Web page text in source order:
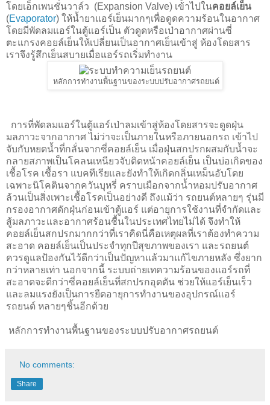
โดยเอ็กเพนชั่นวาล์ว (Expansion Valve) เข้าไปในคอยล์เย็น
(Evaporator) ให้น้ำยาแอร์เย็นมากๆเพื่อดูดความร้อนในอากาศ
โดยมีพัดลมแอร์ในตู้แอร์เป็น ตัวดูดหรือเป่าอากาศผ่านซี่
ตะแกรงคอยล์เย็นให้เปลี่ยนเป็นอากาศเย็นเข้าสู่ ห้องโดยสาร
เราจึงรู้สึกเย็นสบายเมื่อแอร์รถเริ่มทำงาน
หลักการทำงานพื้นฐานของระบบปรับอากาศรถยนต์
การที่พัดลมแอร์ในตู้แอร์เป่าลมเข้าสู่ห้องโดยสารจะดูดฝุ่น
มลภาวะจากอากาศ ไม่ว่าจะเป็นภายในหรือภายนอกรถ เข้าไป
จับกับหยดน้ำที่กลั่นจากซี่คอยล์เย็น เมื่อฝุ่นสกปรกผสมกับน้ำจะ
กลายสภาพเป็นโคลนเหนียวจับติดหน้าคอยล์เย็น เป็นบ่อเกิดของ
เชื้อโรค เชื้อรา แบคทีเรียและยังทำให้เกิดกลิ่นเหม็นอับโดย
เฉพาะนิโคตินจากควันบุหรี่ คราบเมือกจากน้ำหอมปรับอากาศ
ล้วนเป็นสิ่งเพาะเชื้อโรคเป็นอย่างดี ถึงแม้ว่า รถยนต์หลายๆ รุ่นมี
กรองอากาศดักฝุ่นก่อนเข้าตู้แอร์ แต่อายุการใช้งานที่จำกัดและ
สู้มลภาวะและอากาศร้อนชื้นในประเทศไทยไม่ได้ จึงทำให้
คอยล์เย็นสกปรกมากกว่าที่เราคิดนี่คือเหตุผลที่เราต้องทำความ
สะอาด คอยล์เย็นเป็นประจำทุกปีสุขภาพของเรา และรถยนต์
ควรดูแลป้องกันไว้ดีกว่าเป็นปัญหาแล้วมาแก้ไขภายหลัง ซึ่งยาก
กว่าหลายเท่า นอกจากนี้ ระบบถ่ายเทความร้อนของแอร์รถที่
สะอาดจะดีกว่าซี่คอยล์เย็นที่สกปรกอุดตัน ช่วยให้แอร์เย็นเร็ว
และลมแรงยังเป็นการยืดอายุการทำงานของอุปกรณ์แอร์
รถยนต์ หลายๆชิ้นอีกด้วย
หลักการทำงานพื้นฐานของระบบปรับอากาศรถยนต์
No comments:
Share